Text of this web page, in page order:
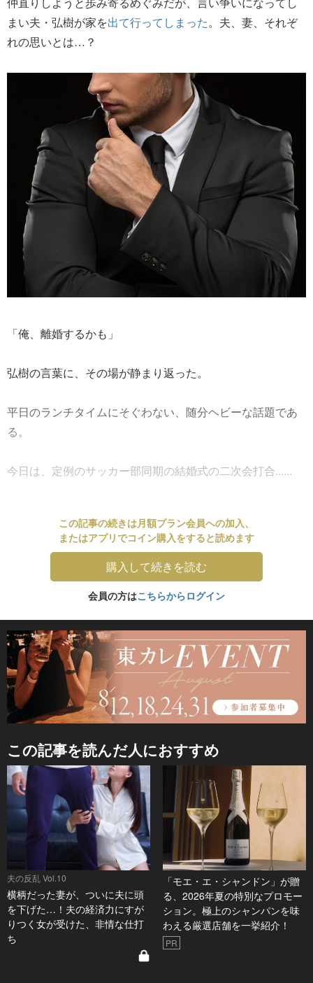
まい夫・弘樹が家を出て行ってしまった。夫、妻、それぞ
れの思いとは…？
「俺、離婚するかも」
弘樹の言葉に、その場が静まり返った。
平日のランチタイムにそぐわない、随分ヘビーな話題であ
る。
今日は、定例のサッカー部同期の結婚式の二次会打合......
この記事の続きは月額プラン会員への加入、
またはアプリでコイン購入をすると読めます
購入して続きを読む
会員の方はこちらからログイン
この記事を読んだ人におすすめ
夫の反乱 Vol.10
横柄だった妻が、ついに夫に頭
を下げた…！夫の経済力にすが
りつく女が受けた、非情な仕打
ち
「モエ・エ・シャンドン」が贈
る、2026年夏の特別なプロモー
ション。極上のシャンパンを味
わえる厳選店舗を一挙紹介！
PR